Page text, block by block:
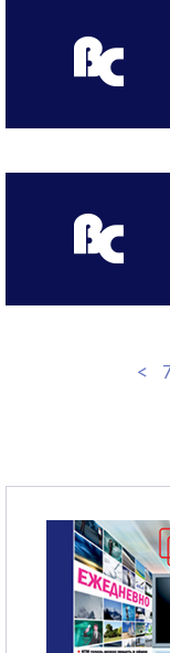
<